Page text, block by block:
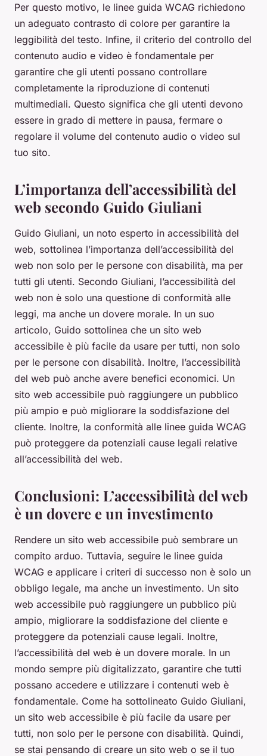
Per questo motivo, le linee guida WCAG richiedono
un adeguato contrasto di colore per garantire la
leggibilità del testo. Infine, il criterio del controllo del
contenuto audio e video è fondamentale per
garantire che gli utenti possano controllare
completamente la riproduzione di contenuti
multimediali. Questo significa che gli utenti devono
essere in grado di mettere in pausa, fermare o
regolare il volume del contenuto audio o video sul
tuo sito.
L’importanza dell’accessibilità del
web secondo Guido Giuliani
Guido Giuliani, un noto esperto in accessibilità del
web, sottolinea l’importanza dell’accessibilità del
web non solo per le persone con disabilità, ma per
tutti gli utenti. Secondo Giuliani, l’accessibilità del
web non è solo una questione di conformità alle
leggi, ma anche un dovere morale. In un suo
articolo, Guido sottolinea che un sito web
accessibile è più facile da usare per tutti, non solo
per le persone con disabilità. Inoltre, l’accessibilità
del web può anche avere benefici economici. Un
sito web accessibile può raggiungere un pubblico
più ampio e può migliorare la soddisfazione del
cliente. Inoltre, la conformità alle linee guida WCAG
può proteggere da potenziali cause legali relative
all’accessibilità del web.
Conclusioni: L’accessibilità del web
è un dovere e un investimento
Rendere un sito web accessibile può sembrare un
compito arduo. Tuttavia, seguire le linee guida
WCAG e applicare i criteri di successo non è solo un
obbligo legale, ma anche un investimento. Un sito
web accessibile può raggiungere un pubblico più
ampio, migliorare la soddisfazione del cliente e
proteggere da potenziali cause legali. Inoltre,
l’accessibilità del web è un dovere morale. In un
mondo sempre più digitalizzato, garantire che tutti
possano accedere e utilizzare i contenuti web è
fondamentale. Come ha sottolineato Guido Giuliani,
un sito web accessibile è più facile da usare per
tutti, non solo per le persone con disabilità. Quindi,
se stai pensando di creare un sito web o se il tuo